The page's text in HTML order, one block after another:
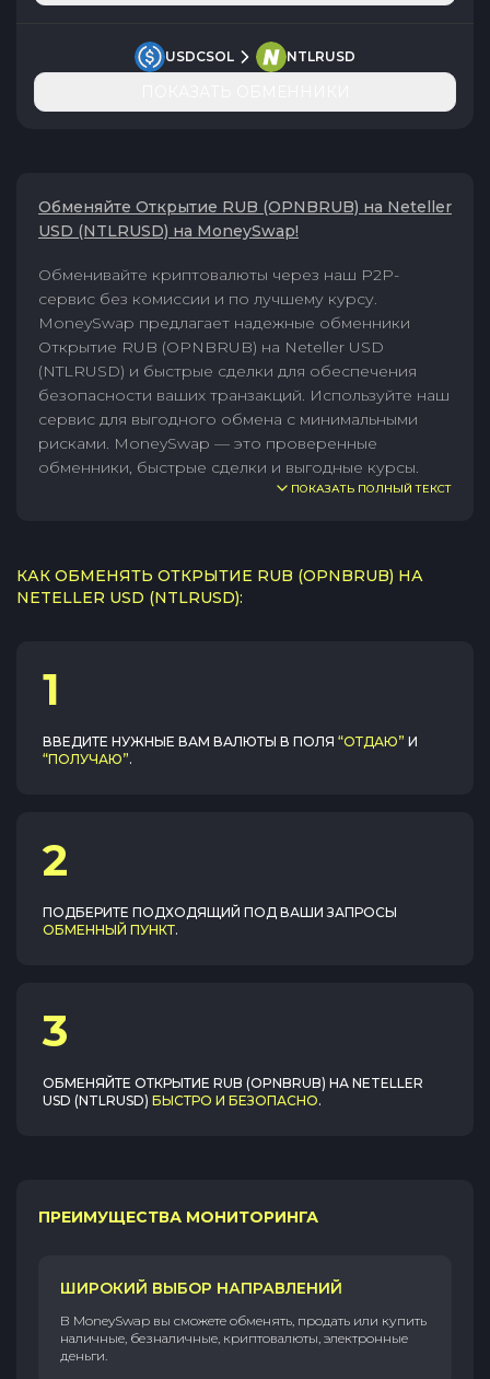
USDCSOL NTLRUSD
Обменяйте Открытие RUB (OPNBRUB) на Neteller
USD (NTLRUSD) на MoneySwap!
Обменивайте криптовалюты через наш P2P-
сервис без комиссии и по лучшему курсу.
MoneySwap предлагает надежные обменники
Открытие RUB (OPNBRUB) на Neteller USD
(NTLRUSD) и быстрые сделки для обеспечения
безопасности ваших транзакций. Используйте наш
сервис для выгодного обмена с минимальными
рисками. MoneySwap — это проверенные
обменники, быстрые сделки и выгодные курсы.
ПОКАЗАТЬ ПОЛНЫЙ ТЕКСТ
КАК ОБМЕНЯТЬ ОТКРЫТИЕ RUB (OPNBRUB) НА
NETELLER USD (NTLRUSD):
1
ВВЕДИТЕ НУЖНЫЕ ВАМ ВАЛЮТЫ В ПОЛЯ “ОТДАЮ” И
“ПОЛУЧАЮ”.
2
ПОДБЕРИТЕ ПОДХОДЯЩИЙ ПОД ВАШИ ЗАПРОСЫ
ОБМЕННЫЙ ПУНКТ.
3
ОБМЕНЯЙТЕ ОТКРЫТИЕ RUB (OPNBRUB) НА NETELLER
USD (NTLRUSD) БЫСТРО И БЕЗОПАСНО.
ПРЕИМУЩЕСТВА МОНИТОРИНГА
ШИРОКИЙ ВЫБОР НАПРАВЛЕНИЙ
В MoneySwap вы сможете обменять, продать или купить
наличные, безналичные, криптовалюты, электронные
деньги.